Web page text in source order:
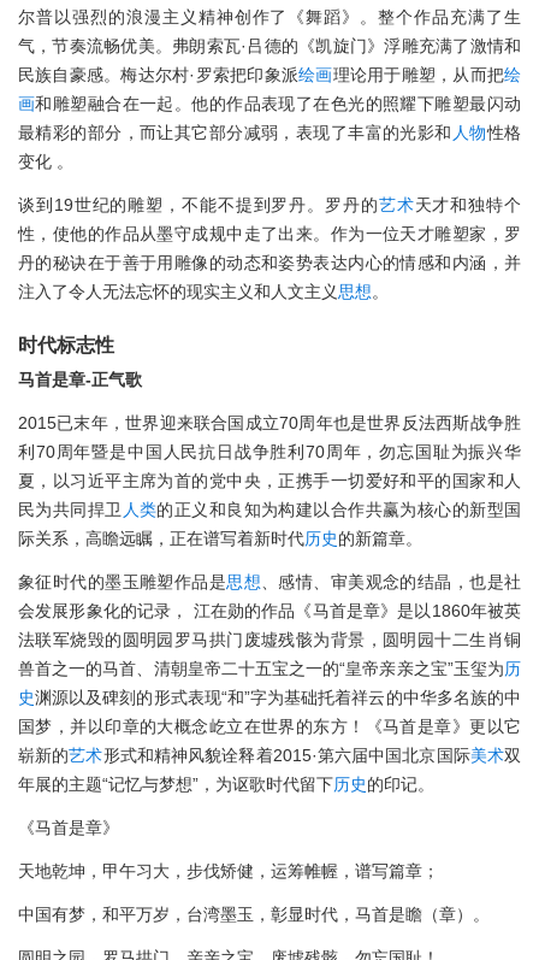
尔普以强烈的浪漫主义精神创作了《舞蹈》。整个作品充满了生
气，节奏流畅优美。弗朗索瓦·吕德的《凯旋门》浮雕充满了激情和
民族自豪感。梅达尔村·罗索把印象派绘画理论用于雕塑，从而把绘
画和雕塑融合在一起。他的作品表现了在色光的照耀下雕塑最闪动
最精彩的部分，而让其它部分减弱，表现了丰富的光影和 人物性格
变化 。
谈到19世纪的雕塑，不能不提到罗丹。罗丹的艺术天才和独特个
性，使他的作品从墨守成规中走了出来。作为一位天才雕塑家，罗
丹的秘诀在于善于用雕像的动态和姿势表达内心的情感和内涵，并
注入了令人无法忘怀的现实主义和人文主义思想。
时代标志性
马首是章-正气歌
2015已末年，世界迎来联合国成立70周年也是世界反法西斯战争胜
利70周年暨是中国人民抗日战争胜利70周年，勿忘国耻为振兴华
夏，以习近平主席为首的党中央，正携手一切爱好和平的国家和人
民为共同捍卫 人类的正义和良知为构建以合作共赢为核心的新型国
际关系，高瞻远瞩，正在谱写着新时代历史的新篇章。
象征时代的墨玉雕塑作品是思想 、感情、审美观念的结晶，也是社
会发展形象化的记录， 江在勋的作品《马首是章》是以1860年被英
法联军烧毁的圆明园罗马拱门废墟残骸为背景，圆明园十二生肖铜
兽首之一的马首、清朝皇帝二十五宝之一的“皇帝亲亲之宝”玉玺为历
史渊源以及碑刻的形式表现“和”字为基础托着祥云的中华多名族的中
国梦，并以印章的大概念屹立在世界的东方！《马首是章》更以它
崭新的艺术形式和精神风貌诠释着2015·第六届中国北京国际美术双
年展的主题“记忆与梦想”，为讴歌时代留下历史的印记。
《马首是章》
天地乾坤，甲午习大，步伐矫健，运筹帷幄，谱写篇章；
中国有梦，和平万岁，台湾墨玉，彰显时代，马首是瞻（章）。